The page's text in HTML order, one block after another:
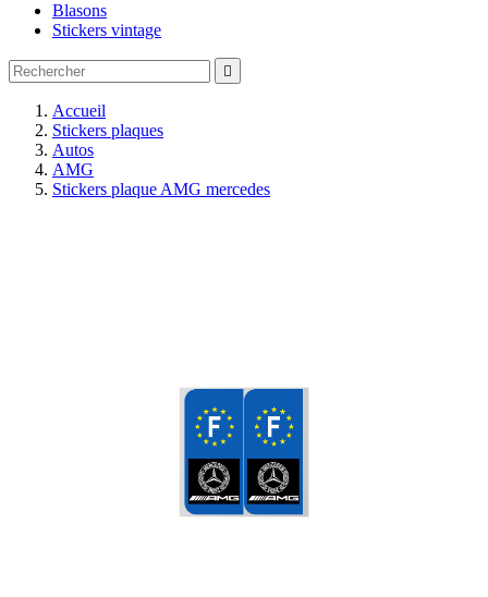
Blasons
Stickers vintage

Accueil
Stickers plaques
Autos
AMG
Stickers plaque AMG mercedes